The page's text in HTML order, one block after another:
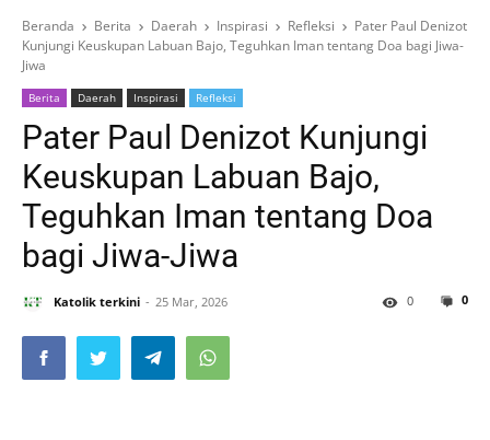
Beranda Berita Daerah Inspirasi Refleksi
Pater Paul Denizot
Kunjungi Keuskupan Labuan Bajo, Teguhkan Iman tentang Doa bagi Jiwa-
Jiwa
Berita Daerah Inspirasi Refleksi
Pater Paul Denizot Kunjungi
Keuskupan Labuan Bajo,
Teguhkan Iman tentang Doa
bagi Jiwa-Jiwa
Katolik terkini 25 Mar, 2026 0
0